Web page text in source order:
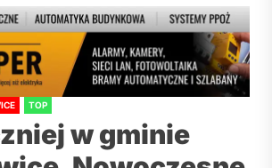
TOP
w gminie